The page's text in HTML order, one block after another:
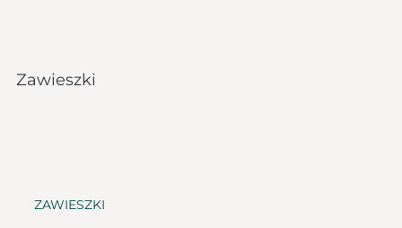
Zawieszki
ZAWIESZKI